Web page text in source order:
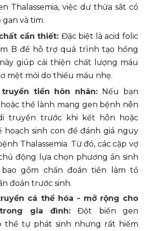
Thalassemia, việc dư thừa sắt có
và tim.
cần thiết: Đặc biệt là acid folic
B để hỗ trợ quá trình tạo hồng
giúp cải thiện chất lượng máu
mệt mỏi do thiếu máu nhẹ.
tiền hôn nhân:
Nếu bạn
thể lành mang gen bệnh nên
truyền trước khi kết hôn hoặc
hoạch sinh con để đánh giá nguy
Thalassemia. Từ đó, các cặp vợ
động lựa chọn phương án sinh
gồm chẩn đoán tiền làm tổ
đoán trước sinh.
cá thể hóa - mở rộng cho
gia đình: Đột biến gen
thể tự phát sinh nhưng rất hiếm